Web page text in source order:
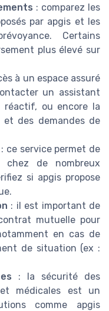
: comparez les
par apgis et les
Certains
plus élevé sur
à un espace assuré
un assistant
ou encore la
et des demandes de
: ce service permet de
de nombreux
si apgis propose
: il est important de
mutuelle pour
en cas de
de situation (ex :
: la sécurité des
médicales est un
comme apgis